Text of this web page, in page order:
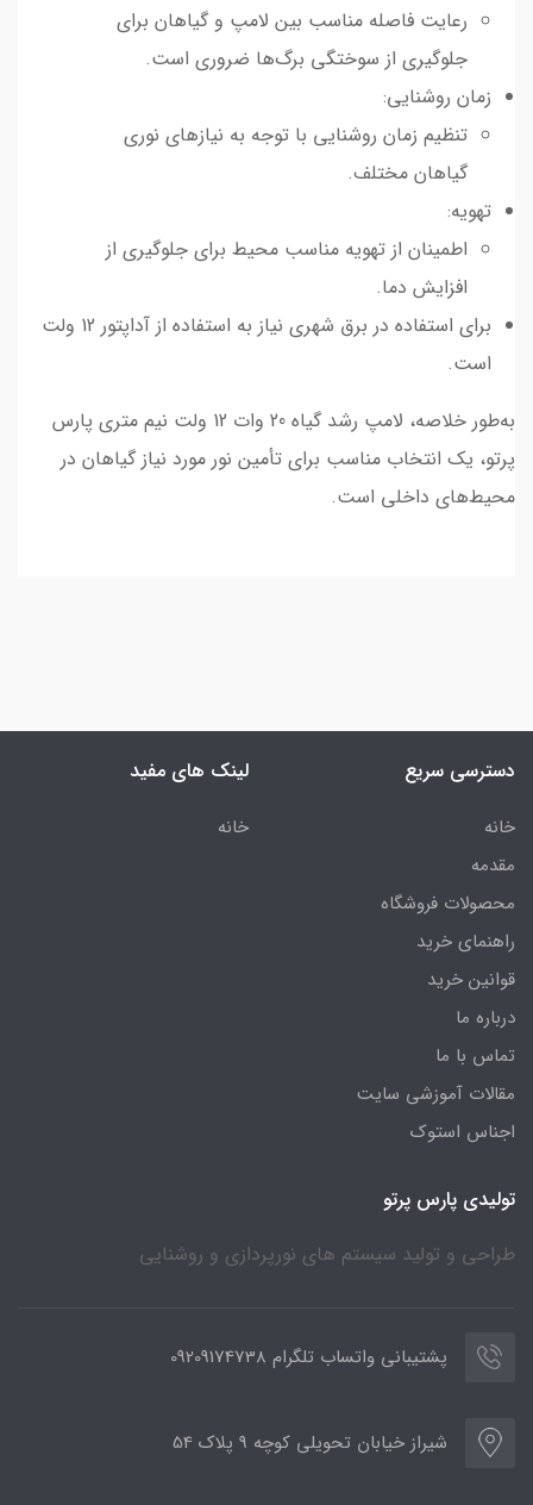
رعایت فاصله مناسب بین لامپ و گیاهان برای
جلوگیری از سوختگی برگ‌ها ضروری است.
زمان روشنایی:
تنظیم زمان روشنایی با توجه به نیازهای نوری
گیاهان مختلف.
تهویه:
اطمینان از تهویه مناسب محیط برای جلوگیری از
افزایش دما.
برای استفاده در برق شهری نیاز به استفاده از آداپتور 12 ولت
است.
به‌طور خلاصه، لامپ رشد گیاه 20 وات 12 ولت نیم متری پارس
پرتو، یک انتخاب مناسب برای تأمین نور مورد نیاز گیاهان در
محیط‌های داخلی است.
دسترسی سریع
خانه
مقدمه
محصولات فروشگاه
راهنمای خرید
قوانین خرید
درباره ما
تماس با ما
مقالات آموزشی سایت
اجناس استوک
لینک های مفید
خانه
تولیدی پارس پرتو
طراحی و تولید سیستم های نورپردازی و روشنایی
پشتیبانی واتساب تلگرام 09209174738
شیراز خیابان تحویلی کوچه 9 پلاک 54